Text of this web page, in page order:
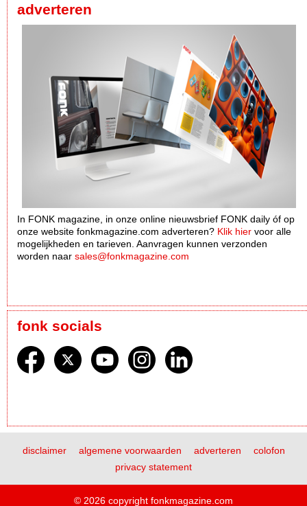
adverteren
In FONK magazine, in onze online nieuwsbrief FONK daily óf op
onze website fonkmagazine.com adverteren? Klik hier voor alle
mogelijkheden en tarieven. Aanvragen kunnen verzonden
worden naar sales@fonkmagazine.com
fonk socials
disclaimer algemene voorwaarden adverteren
colofon
privacy statement
© 2026 copyright fonkmagazine.com